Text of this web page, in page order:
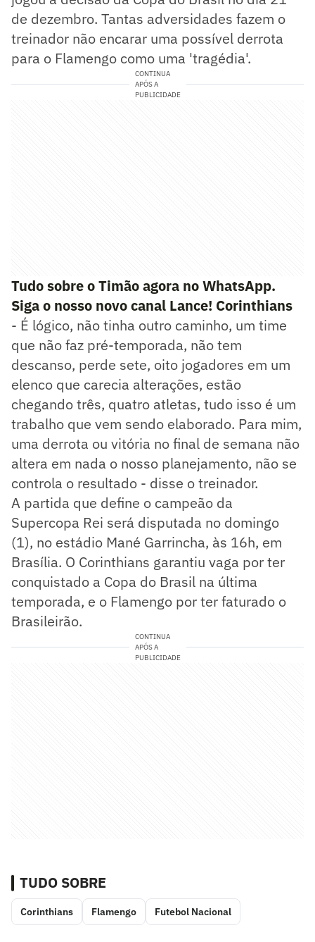
de dezembro. Tantas adversidades fazem o
treinador não encarar uma possível derrota
para o Flamengo como uma 'tragédia'.
CONTINUA
APÓS A
PUBLICIDADE
Tudo sobre o Timão agora no WhatsApp.
Siga o nosso novo canal Lance! Corinthians
- É lógico, não tinha outro caminho, um time
que não faz pré-temporada, não tem
descanso, perde sete, oito jogadores em um
elenco que carecia alterações, estão
chegando três, quatro atletas, tudo isso é um
trabalho que vem sendo elaborado. Para mim,
uma derrota ou vitória no final de semana não
altera em nada o nosso planejamento, não se
controla o resultado - disse o treinador.
A partida que define o campeão da
Supercopa Rei será disputada no domingo
(1), no estádio Mané Garrincha, às 16h, em
Brasília. O Corinthians garantiu vaga por ter
conquistado a Copa do Brasil na última
temporada, e o Flamengo por ter faturado o
Brasileirão.
CONTINUA
APÓS A
PUBLICIDADE
TUDO SOBRE
Corinthians Flamengo Futebol Nacional